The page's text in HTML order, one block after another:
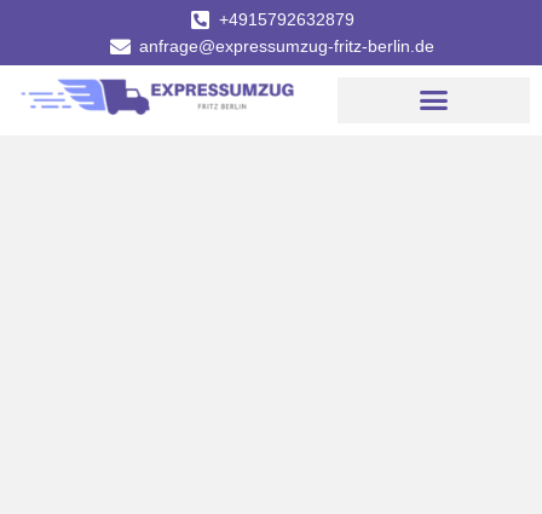
+4915792632879
anfrage@expressumzug-fritz-berlin.de